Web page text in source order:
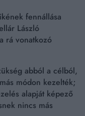
fennállása
László
rá vonatkozó
abból a célból,
módon kezelték;
alapját képező
nincs más